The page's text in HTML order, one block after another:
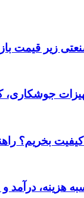
زیر قیمت
جوشکاری،
بخریم؟
هزینه،